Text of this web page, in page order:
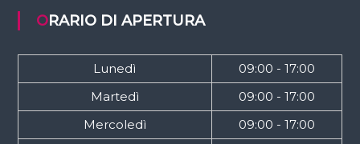
ORARIO DI APERTURA
Lunedì
09:00 - 17:00
Martedì
09:00 - 17:00
Mercoledì
09:00 - 17:00